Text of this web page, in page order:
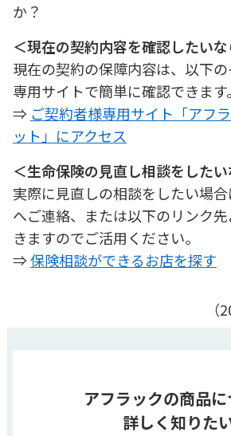
か？
＜現在の契約内容を確認したい
現在の契約の保障内容は、以下
専用サイトで簡単に確認できます。
⇒ ご契約者様専用サイト「アフ
ット」にアクセス
＜生命保険の見直し相談をした
実際に見直しの相談をしたい場
へご連絡、または以下のリンク
きますのでご活用ください。
⇒保険相談ができるお店を探す
（
アフラックの商品に
詳しく知りた